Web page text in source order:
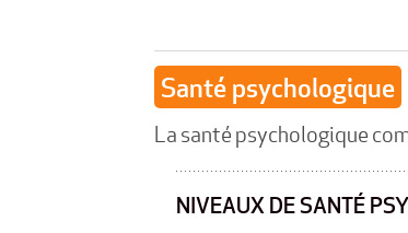
Santé psychologique
La santé psychologique
NIVEAUX DE SANTÉ